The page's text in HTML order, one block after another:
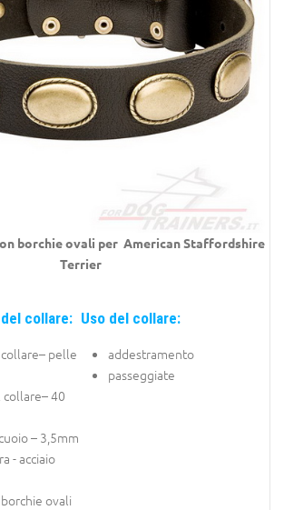
borchie ovali per American Staffordshire
Terrier
collare:
pelle
collare– 40
– 3,5mm
- acciaio
ovali
Uso del collare:
addestramento
passeggiate